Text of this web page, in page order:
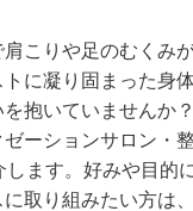
肩こりや足のむくみ
に凝り固まった身
抱いていませんか
ーションサロン・
します。好みや目的
取り組みたい方は